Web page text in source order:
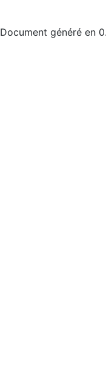
Document généré en